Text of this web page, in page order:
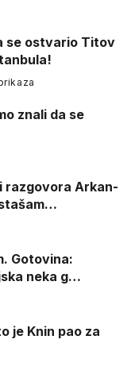
se ostvario Titov
znali da se
razgovora Arkan-
neka g…
je Knin pao za